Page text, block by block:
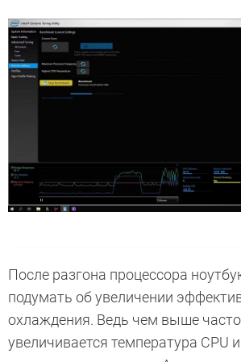
После разгона процессора
подумать об увеличении
охлаждения. Ведь чем выше
увеличивается температура CPU